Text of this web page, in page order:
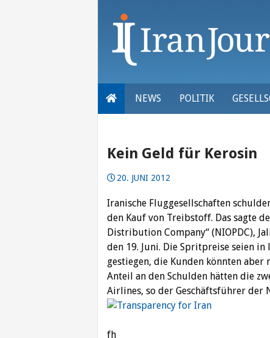
NEWS POLITIK
Kein Geld für Kerosin
20. JUNI 2012
Iranische Fluggesellschaften
den Kauf von Treibstoff. Das sagte
Distribution Company“ (NIOPDC),
den 19. Juni. Die Spritpreise seien
gestiegen, die Kunden könnten
Anteil an den Schulden hätten die
Airlines, so der Geschäftsführer der
fh